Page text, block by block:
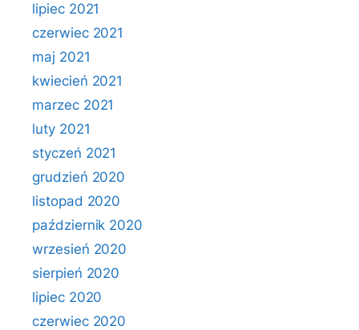
lipiec 2021
czerwiec 2021
maj 2021
kwiecień 2021
marzec 2021
luty 2021
styczeń 2021
grudzień 2020
listopad 2020
październik 2020
wrzesień 2020
sierpień 2020
lipiec 2020
czerwiec 2020